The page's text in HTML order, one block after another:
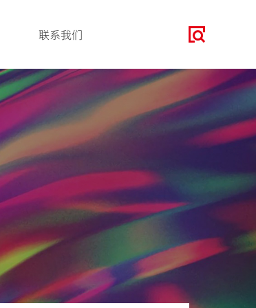
联系我们